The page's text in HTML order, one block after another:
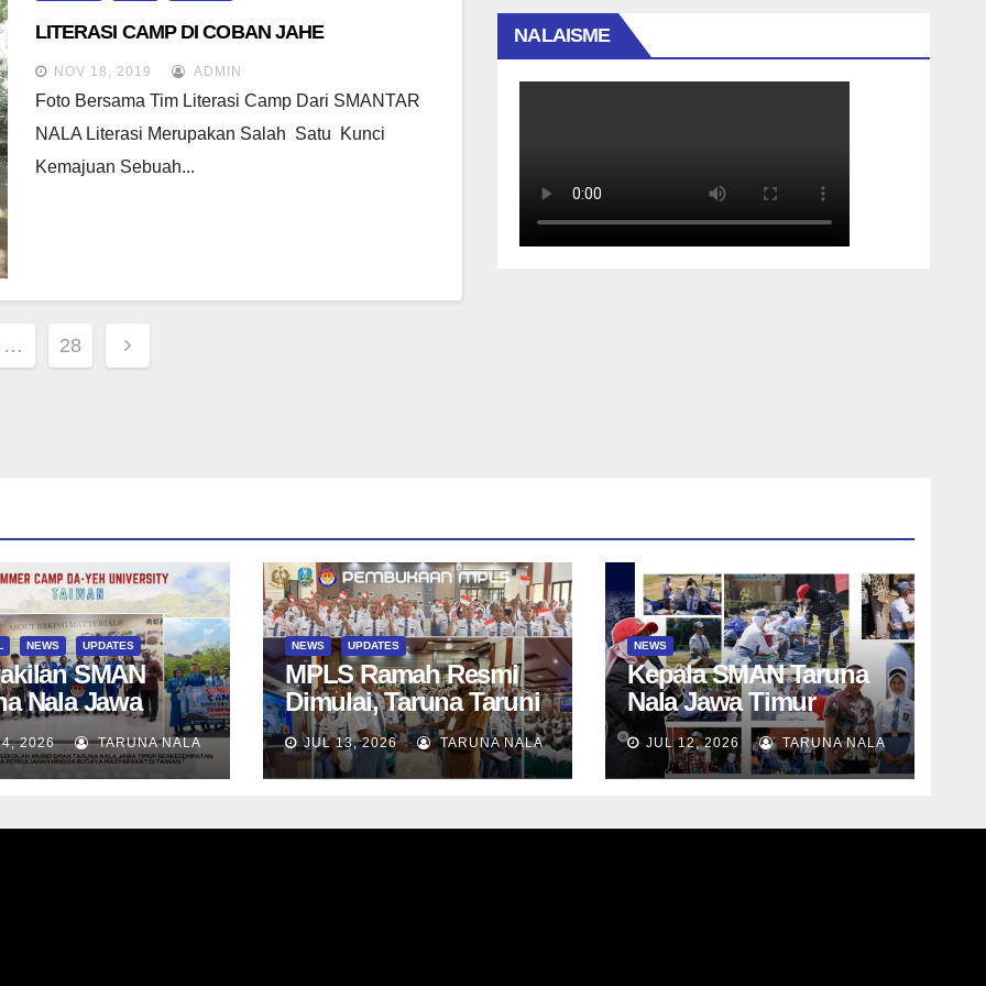
LITERASI CAMP DI COBAN JAHE
NOV 18, 2019 ADMIN
Foto Bersama Tim Literasi Camp Dari SMANTAR
NALA Literasi Merupakan Salah Satu Kunci
Kemajuan Sebuah...
… 28
NALAISME
NEWS UPDATES
SMAN
Nala Jawa
Ikuti Summer
di Da-Yeh
Taiwan
2026 TARUNA NALA
NEWS UPDATES
MPLS Ramah Resmi
Dimulai, Taruna Taruni
SN-12 SMAN Taruna
Nala Jawa Timur Siap
Menjalani Tahun
JUL 13, 2026 TARUNA NALA
NEWS
Kepala SMAN Taruna
Nala Jawa Timur
Resmi Membuka Masa
Penerimaan Taruna
Baru SN-12
JUL 12, 2026 TARUNA NALA